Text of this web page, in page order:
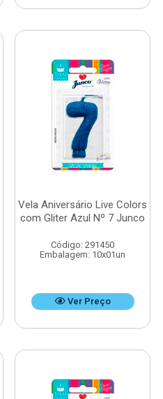
Vela Aniversário Live Colors
com Gliter Azul Nº 7 Junco
Código: 291450
Embalagem: 10x01un
Ver Preço